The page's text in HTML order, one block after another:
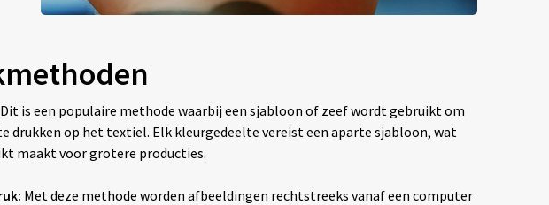
Dit is een populaire methode waarbij een sjabloon of zeef wordt gebruikt om
drukken op het textiel. Elk kleurgedeelte vereist een aparte sjabloon, wat
maakt voor grotere producties.
Met deze methode worden afbeeldingen rechtstreeks vanaf een computer